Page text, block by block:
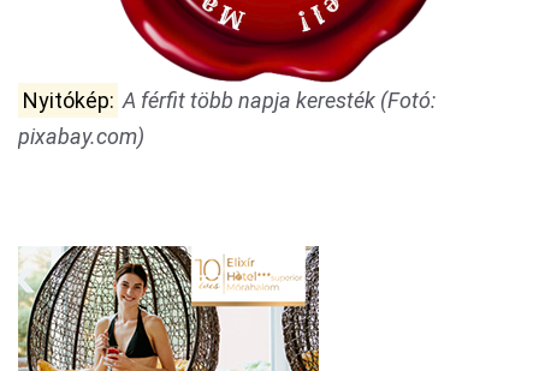
Nyitókép: A férfit több napja keresték (Fotó:
pixabay.com)